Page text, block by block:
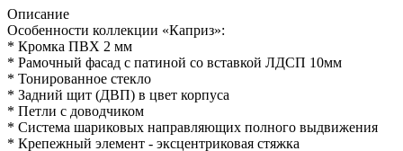
Описание
Особенности коллекции «Каприз»:
* Кромка ПВХ 2 мм
* Рамочный фасад с патиной со вставкой ЛДСП 10мм
* Тонированное стекло
* Задний щит (ДВП) в цвет корпуса
* Петли с доводчиком
* Система шариковых направляющих полного выдвижения
* Крепежный элемент - эксцентриковая стяжка